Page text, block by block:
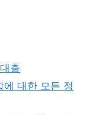
출
에 대한 모든 정